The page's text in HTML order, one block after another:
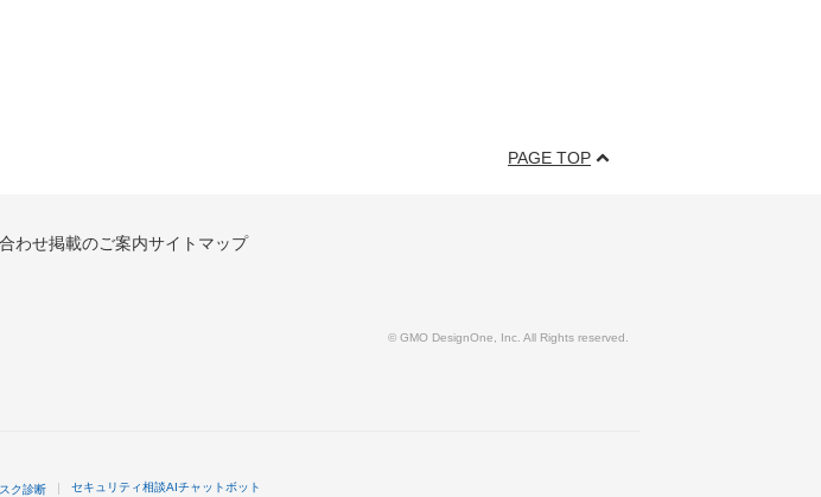
PAGE TOP
わせ掲載のご案内サイトマップ
© GMO DesignOne, Inc. All Rights reserved.
ク診断 セキュリティ相談AIチャットボット